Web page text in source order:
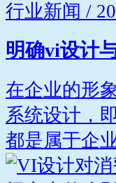
行业新闻 /
明确vi设计
在企业的形
系统设计，
都是属于企